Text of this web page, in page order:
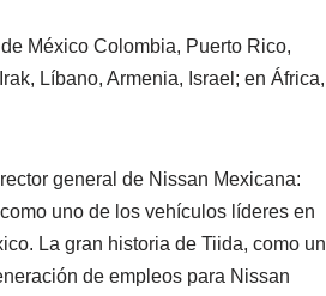
México Colombia, Puerto Rico,
Líbano, Armenia, Israel; en África,
general de Nissan Mexicana:
uno de los vehículos líderes en
La gran historia de Tiida, como un
de empleos para Nissan